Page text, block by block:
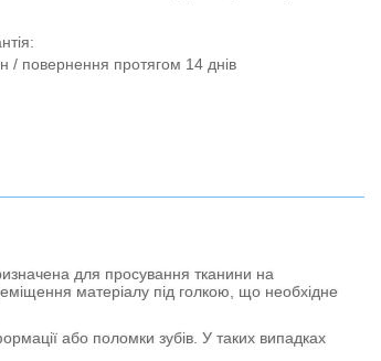
/ повернення протягом 14 днів
для просування тканини на
матеріалу під голкою, що необхідне
або поломки зубів. У таких випадках